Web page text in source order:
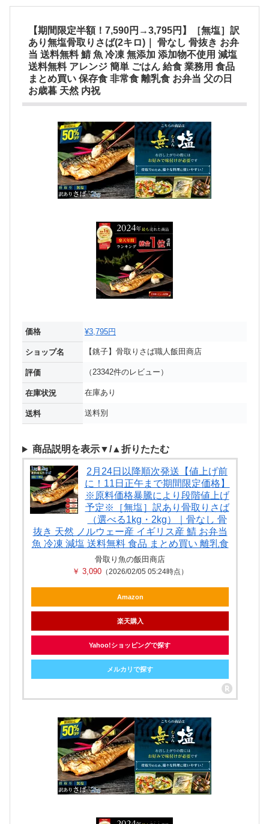
【期間限定半額！7,590円→3,795円】［無塩］訳
あり無塩骨取りさば(2キロ)｜ 骨なし 骨抜き お弁
当 送料無料 鯖 魚 冷凍 無添加 添加物不使用 減塩
送料無料 アレンジ 簡単 ごはん 給食 業務用 食品
まとめ買い 保存食 非常食 離乳食 お弁当 父の日
お歳暮 天然 内祝
価格 ¥3,795円
ショップ名 【銚子】骨取りさば職人飯田商店
評価 （23342件のレビュー）
在庫状況 在庫あり
送料 送料別
商品説明を表示▼/▲折りたたむ
2月24日以降順次発送【値上げ前
に！11日正午まで期間限定価格】
※原料価格暴騰により段階値上げ
予定※［無塩］訳あり骨取りさば
（選べる1kg・2kg）｜骨なし 骨
抜き 天然 ノルウェー産 イギリス産 鯖 お弁当
魚 冷凍 減塩 送料無料 食品 まとめ買い 離乳食
骨取り魚の飯田商店
￥ 3,090 （2026/02/05 05:24時点）
Amazon
楽天購入
Yahoo!ショッピングで探す
メルカリで探す